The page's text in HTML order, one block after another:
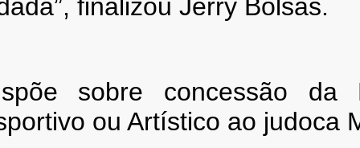
finalizou Jerry Bolsas.
sobre concessão da
ou Artístico ao judoca